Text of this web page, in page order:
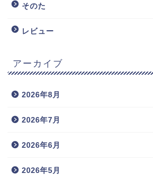
そのた
レビュー
アーカイブ
2026年8月
2026年7月
2026年6月
2026年5月